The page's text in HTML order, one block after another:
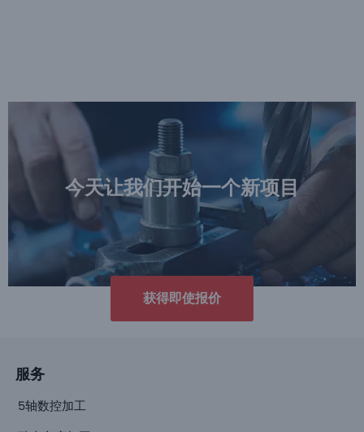
今天让我们开始一个新项目
获得即使报价
服务
5轴数控加工